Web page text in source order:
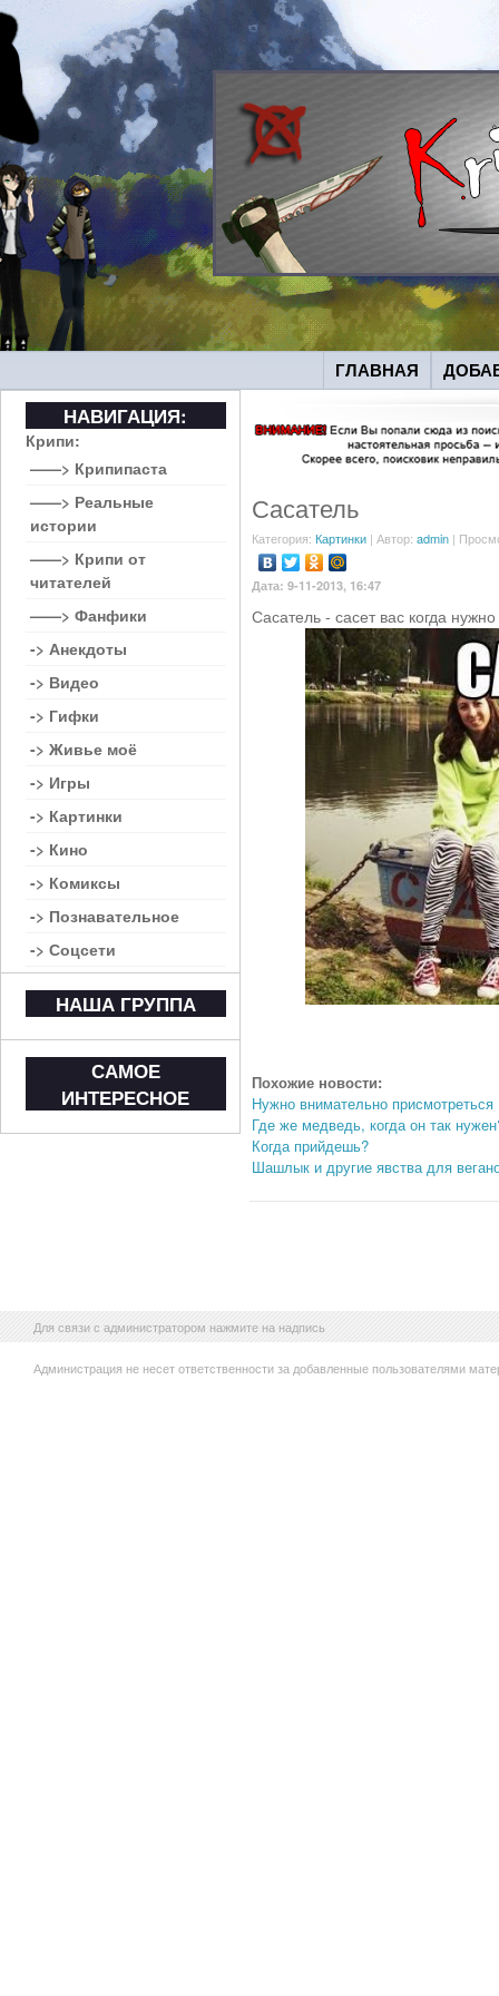
ГЛАВНАЯ
Сасатель
Категория: Картинки | Автор: admin |
Дата: 9-11-2013, 16:47
Сасатель - сасет вас когда
Похожие новости:
Нужно внимательно присмотреться
Где же медведь, когда он так
Когда прийдешь?
Шашлык и другие явства для
НАВИГАЦИЯ:
Крипи:
——> Крипипаста
——> Реальные
истории
——> Крипи от
читателей
——> Фанфики
-> Анекдоты
-> Видео
-> Гифки
-> Живье моё
-> Игры
-> Картинки
-> Кино
-> Комиксы
-> Познавательное
-> Соцсети
НАША ГРУППА
САМОЕ
ИНТЕРЕСНОЕ
Для связи с администратором нажмите на надпись
Администрация не несет ответственности за добавленные пользователями